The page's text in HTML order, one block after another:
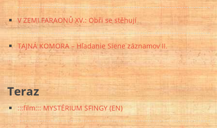
V ZEMI FARAONŮ XV.: Obři se stěhují
TAJNÁ KOMORA – Hľadanie Siene záznamov II.
Teraz
:::film::: MYSTÉRIUM SFINGY (EN)